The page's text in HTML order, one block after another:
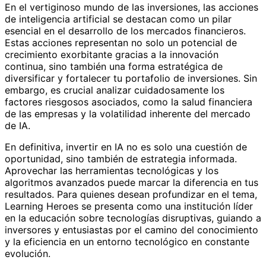
En el vertiginoso mundo de las inversiones, las acciones
de inteligencia artificial se destacan como un pilar
esencial en el desarrollo de los mercados financieros.
Estas acciones representan no solo un potencial de
crecimiento exorbitante gracias a la innovación
continua, sino también una forma estratégica de
diversificar y fortalecer tu portafolio de inversiones. Sin
embargo, es crucial analizar cuidadosamente los
factores riesgosos asociados, como la salud financiera
de las empresas y la volatilidad inherente del mercado
de IA.
En definitiva, invertir en IA no es solo una cuestión de
oportunidad, sino también de estrategia informada.
Aprovechar las herramientas tecnológicas y los
algoritmos avanzados puede marcar la diferencia en tus
resultados. Para quienes desean profundizar en el tema,
Learning Heroes se presenta como una institución líder
en la educación sobre tecnologías disruptivas, guiando a
inversores y entusiastas por el camino del conocimiento
y la eficiencia en un entorno tecnológico en constante
evolución.